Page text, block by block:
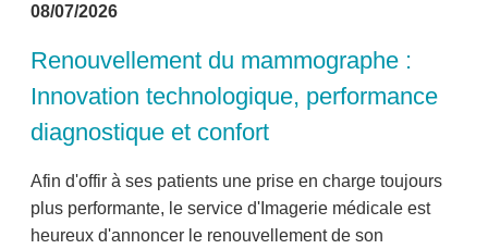
08/07/2026
Renouvellement du mammographe :
Innovation technologique, performance
diagnostique et confort
Afin d'offir à ses patients une prise en charge toujours
plus performante, le service d'Imagerie médicale est
heureux d'annoncer le renouvellement de son